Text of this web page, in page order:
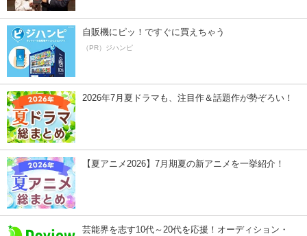
自販機にピッ！ですぐに買えちゃう
（PR）ジハンピ
2026年7月夏ドラマも、注目作＆話題作が勢ぞろい！
【夏アニメ2026】7月期夏の新アニメを一挙紹介！
芸能界を志す10代～20代を応援！オーディション・